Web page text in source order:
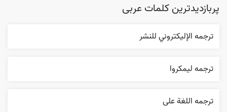
پربازدیدترین کلمات عربی
ترجمه الإليکتروني للنشر
ترجمه ليمکروا
ترجمه اللغة علی